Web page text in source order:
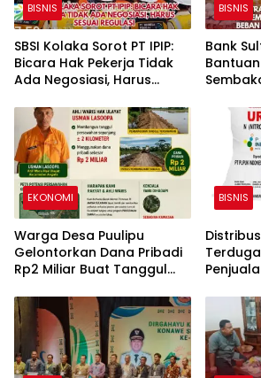
BISNIS
SBSI Kolaka Sorot PT IPIP:
Bicara Hak Pekerja Tidak
Ada Negosiasi, Harus
BISNIS
Bank
Korban
EKONOMI
Warga Desa Puulipu
Gelontorkan Dana Pribadi
Rp2 Miliar Buat Tanggul
Pertanian Membantu
Percetakan Sawah
BISNIS